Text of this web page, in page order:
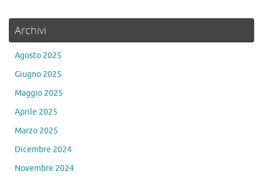
Archivi
Agosto 2025
Giugno 2025
Maggio 2025
Aprile 2025
Marzo 2025
Dicembre 2024
Novembre 2024